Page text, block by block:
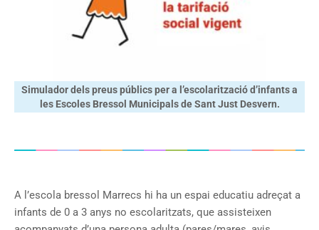
Simulador dels preus públics per a l’escolarització d’infants a
les Escoles Bressol Municipals de Sant Just Desvern.
A l’escola bressol Marrecs hi ha un espai educatiu adreçat a
infants de 0 a 3 anys no escolaritzats, que assisteixen